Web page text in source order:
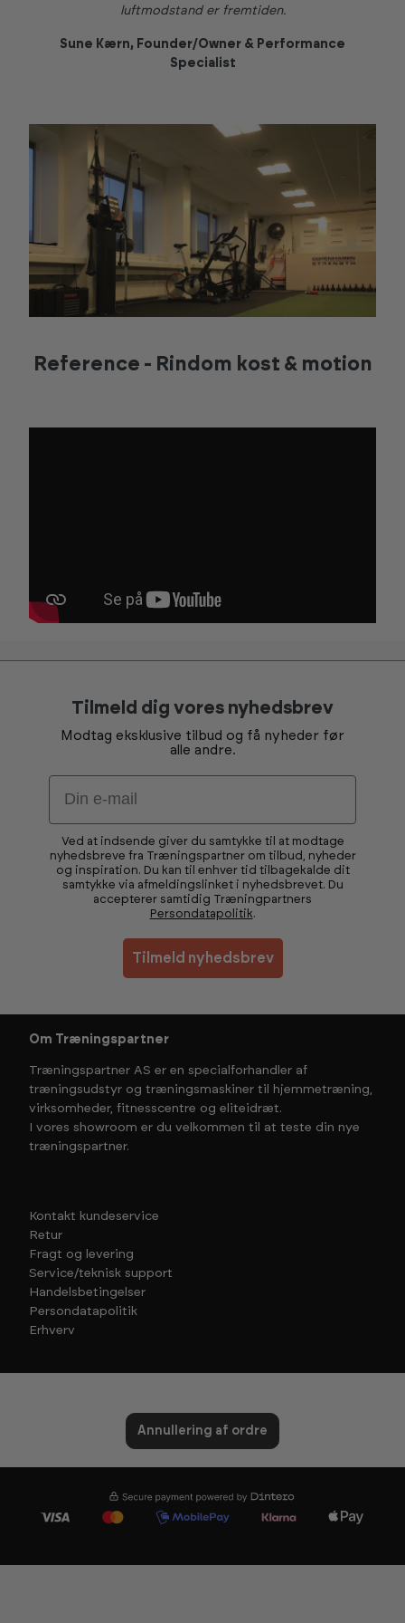
luftmodstand er fremtiden.
Sune Kærn, Founder/Owner & Performance
Specialist
Reference - Rindom kost & motion
Tilmeld dig vores nyhedsbrev
Modtag eksklusive tilbud og få nyheder før
alle andre.
Email
Ved at indsende giver du samtykke til at modtage
nyhedsbreve fra Træningspartner om tilbud, nyheder
og inspiration. Du kan til enhver tid tilbagekalde dit
samtykke via afmeldingslinket i nyhedsbrevet. Du
accepterer samtidig Træningpartners
Persondatapolitik.
Tilmeld nyhedsbrev
Om Træningspartner
Træningspartner AS er en specialforhandler af
træningsudstyr og træningsmaskiner til hjemmetræning,
virksomheder, fitnesscentre og eliteidræt.
I vores showroom er du velkommen til at teste din nye
træningspartner.
Kontakt kundeservice
Retur
Fragt og levering
Service/teknisk support
Handelsbetingelser
Persondatapolitik
Erhverv
Annullering af ordre